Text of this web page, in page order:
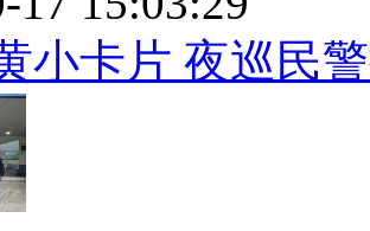
小卡片 夜巡民